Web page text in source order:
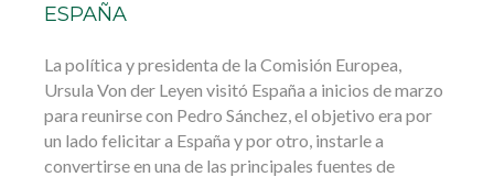
ESPAÑA
La política y presidenta de la Comisión Europea,
Ursula Von der Leyen visitó España a inicios de marzo
para reunirse con Pedro Sánchez, el objetivo era por
un lado felicitar a España y por otro, instarle a
convertirse en una de las principales fuentes de